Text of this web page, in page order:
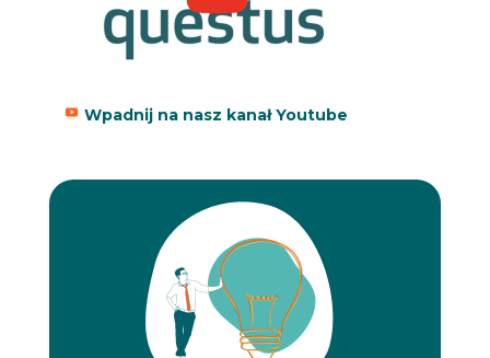
Wpadnij na nasz kanał Youtube